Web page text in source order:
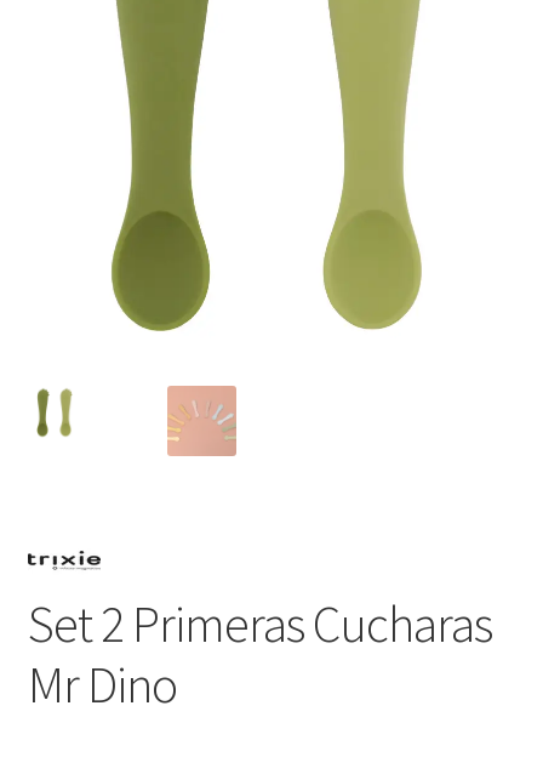
Set 2 Primeras Cucharas
Mr Dino